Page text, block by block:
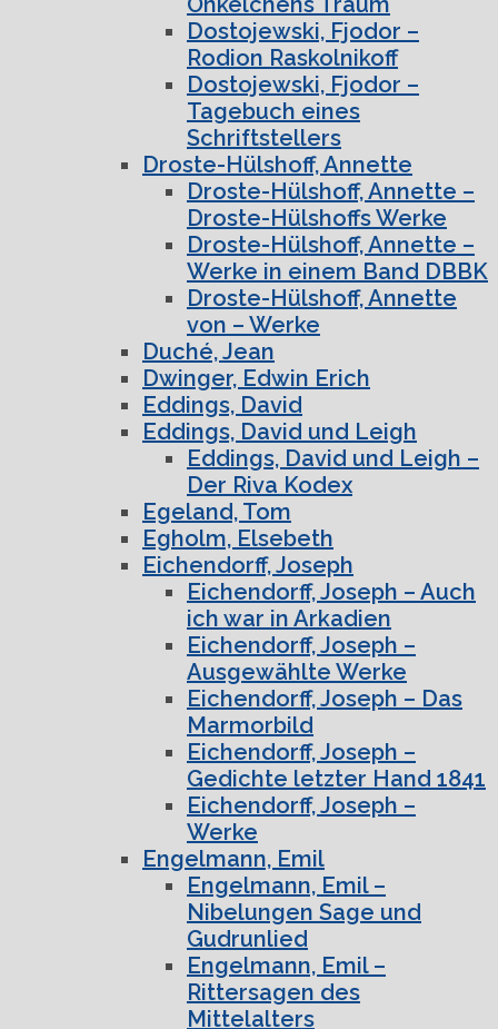
Dostojewski, Fjodor –
Rodion Raskolnikoff
Dostojewski, Fjodor –
Tagebuch eines
Schriftstellers
Droste-Hülshoff, Annette
Droste-Hülshoff, Annette –
Droste-Hülshoffs Werke
Droste-Hülshoff, Annette –
Werke in einem Band DBBK
Droste-Hülshoff, Annette
von – Werke
Duché, Jean
Dwinger, Edwin Erich
Eddings, David
Eddings, David und Leigh
Eddings, David und Leigh –
Der Riva Kodex
Egeland, Tom
Egholm, Elsebeth
Eichendorff, Joseph
Eichendorff, Joseph – Auch
ich war in Arkadien
Eichendorff, Joseph –
Ausgewählte Werke
Eichendorff, Joseph – Das
Marmorbild
Eichendorff, Joseph –
Gedichte letzter Hand 1841
Eichendorff, Joseph –
Werke
Engelmann, Emil
Engelmann, Emil –
Nibelungen Sage und
Gudrunlied
Engelmann, Emil –
Rittersagen des
Mittelalters